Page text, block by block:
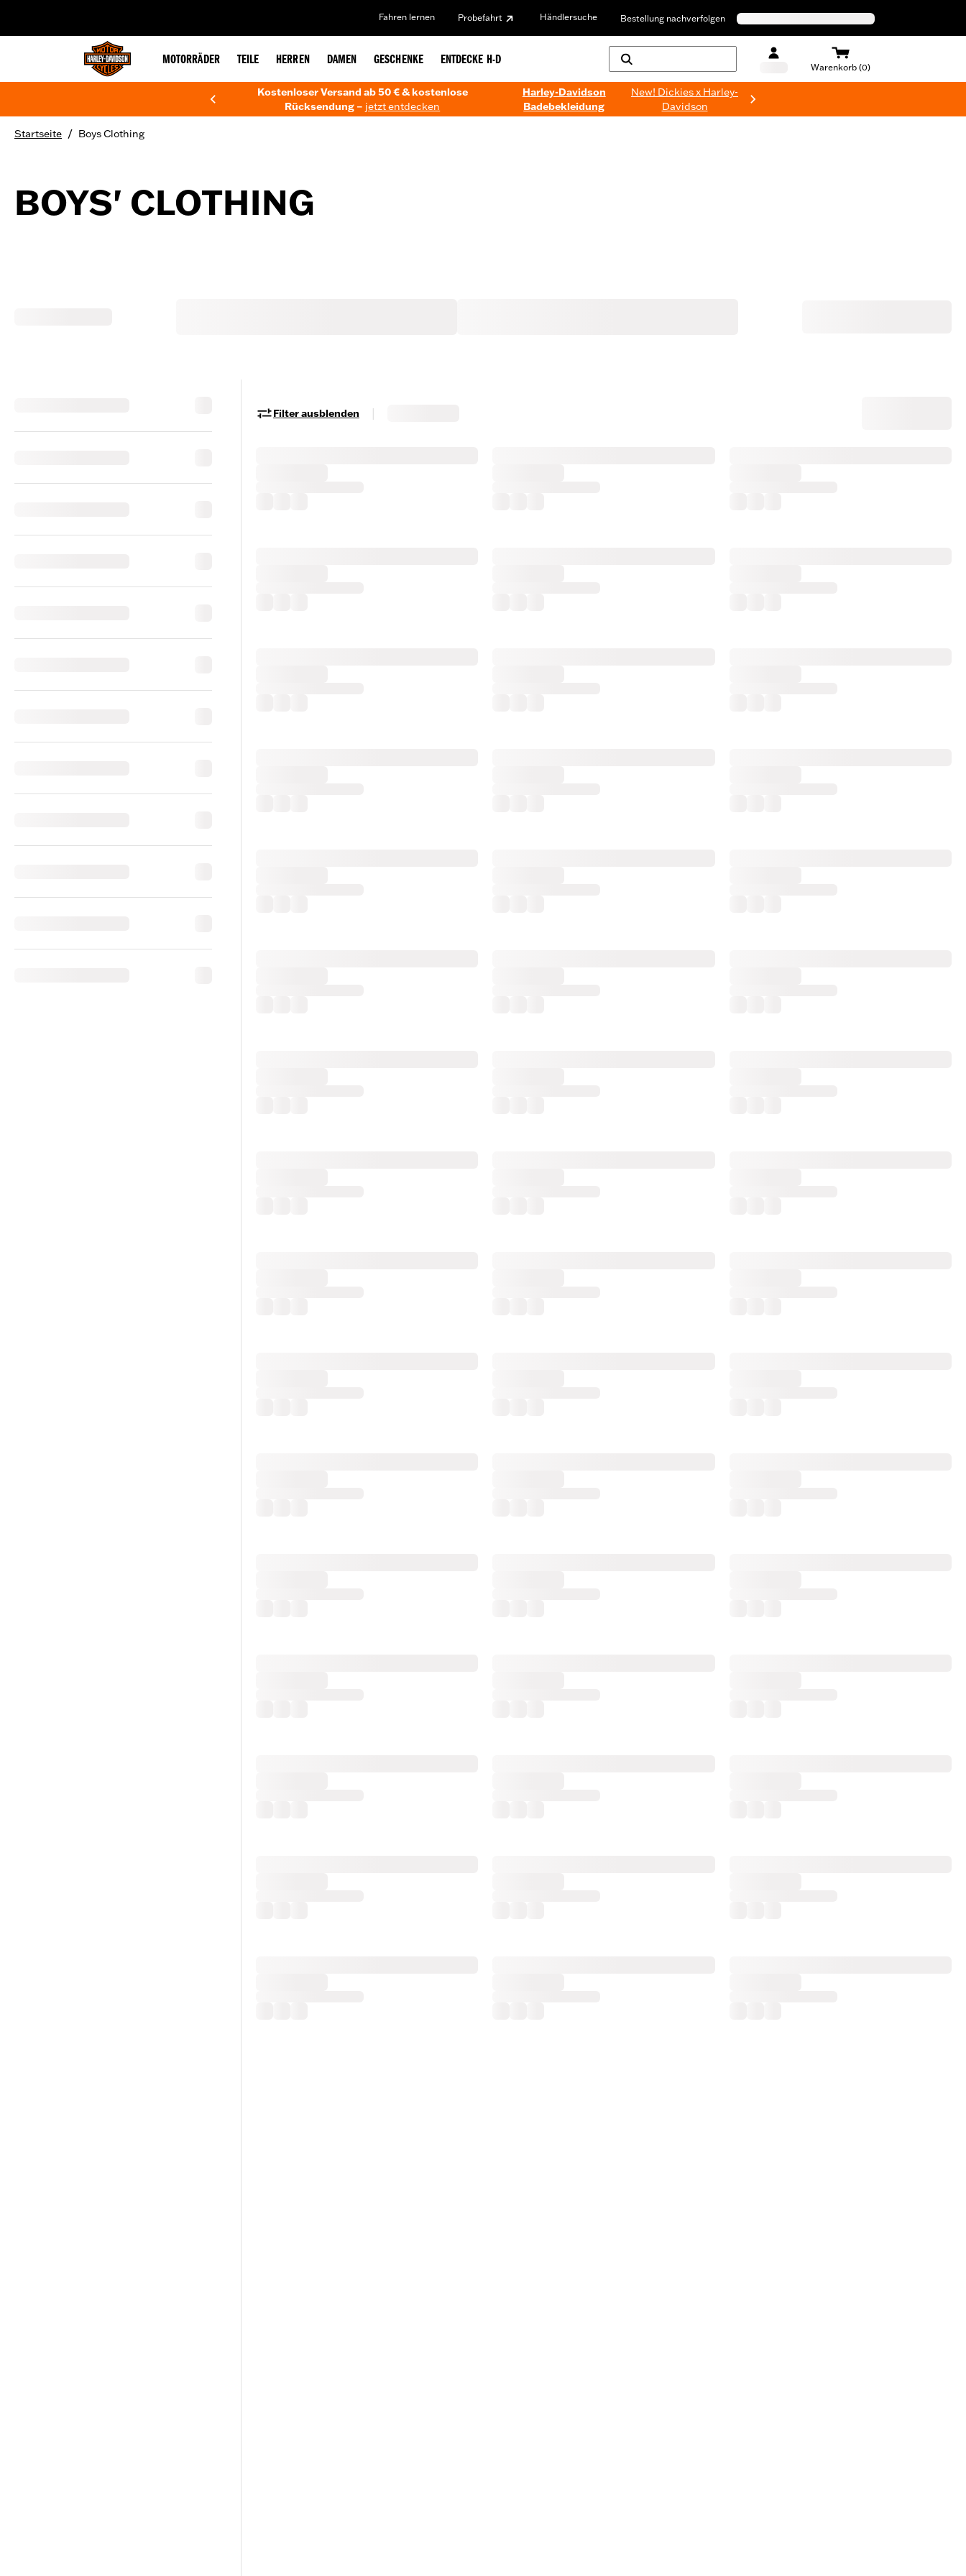
Fahren lernen Probefahrt Händlersuche Bestellung nachverfolgen
MOTORRÄDER TEILE HERREN DAMEN GESCHENKE ENTDECKE H-D
Warenkorb (0)
Kostenloser Versand ab 50 € & kostenlose
Rücksendung – jetzt entdecken
Harley-Davidson
Badebekleidung
New! Dickies x Harley-
Davidson
Startseite / Boys Clothing
BOYS' CLOTHING
Filter ausblenden